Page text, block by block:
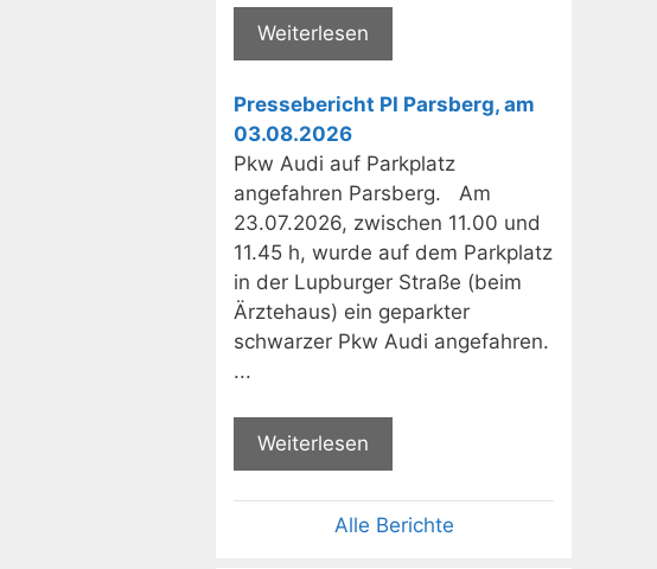
Weiterlesen
Pressebericht PI Parsberg, am
03.08.2026
Pkw Audi auf Parkplatz
angefahren Parsberg. Am
23.07.2026, zwischen 11.00 und
11.45 h, wurde auf dem Parkplatz
in der Lupburger Straße (beim
Ärztehaus) ein geparkter
schwarzer Pkw Audi angefahren.
...
Weiterlesen
Alle Berichte